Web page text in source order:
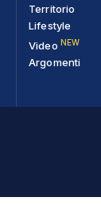
Territorio
Lifestyle
Video NEW
Argomenti